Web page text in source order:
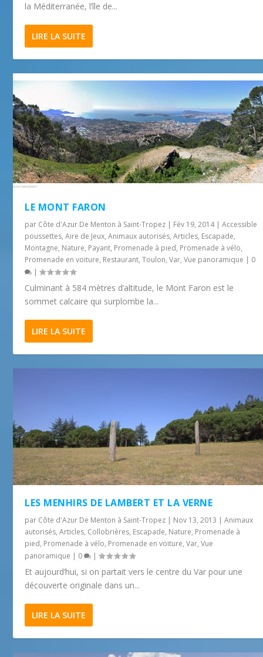
la Méditerranée, l’île de...
LIRE LA SUITE
LE MONT FARON
par Côte d'Azur De Menton à Saint-Tropez | Fév 19, 2014|Accessible
poussettes,Aire de Jeux,Animaux autorisés,Articles, Escapade,
Montagne, Nature, Payant, Promenade à pied, Promenade à vélo,
Promenade en voiture, Restaurant,Toulon,Var,Vue panoramique | 0
|
Culminant à 584 mètres d’altitude, le Mont Faron est le
sommet calcaire qui surplombe la...
LIRE LA SUITE
LES MENHIRS DE LAMBERT ET LA VERNE
par Côte d'Azur De Menton à Saint-Tropez | Nov 13, 2013 |Animaux
autorisés,Articles, Collobrières, Escapade, Nature, Promenade à
pied, Promenade à vélo, Promenade en voiture,Var,Vue
panoramique | 0 |
Et aujourd’hui, si on partait vers le centre du Var pour une
découverte originale dans un...
LIRE LA SUITE